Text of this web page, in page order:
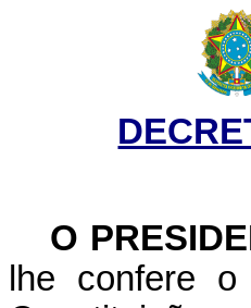
O
lhe confere